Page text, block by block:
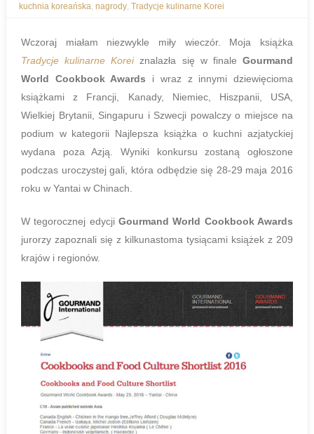
kuchnia koreańska, nagrody, Tradycje kulinarne Korei
Wczoraj miałam niezwykle miły wieczór. Moja książka
Tradycje kulinarne Koreiznalazła się w finaleGourmand
World Cookbook Awards i wraz z innymi dziewięcioma
książkami z Francji, Kanady, Niemiec, Hiszpanii, USA,
Wielkiej Brytanii, Singapuru i Szwecji powalczy o miejsce na
podium w kategorii Najlepsza książka o kuchni azjatyckiej
wydana poza Azją. Wyniki konkursu zostaną ogłoszone
podczas uroczystej gali, która odbędzie się 28-29 maja 2016
roku w Yantai w Chinach.
W tegorocznej edycji Gourmand World Cookbook Awards
jurorzy zapoznali się z kilkunastoma tysiącami książek z 209
krajów i regionów.